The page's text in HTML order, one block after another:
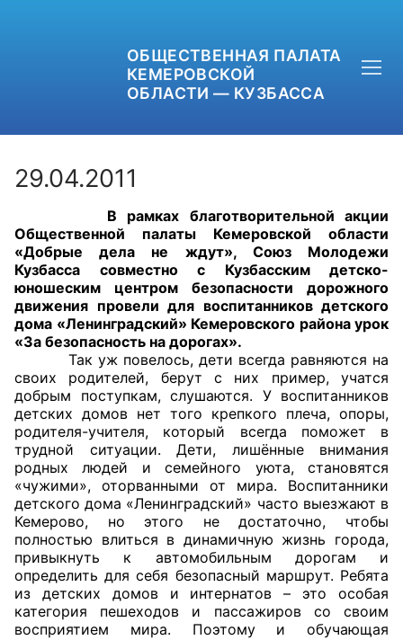
ОБЩЕСТВЕННАЯ ПАЛАТА
КЕМЕРОВСКОЙ
ОБЛАСТИ — КУЗБАССА
+7 (3842) 58-82-40
OPKO42@BK.RU
ОБРАТНАЯ СВЯЗЬ
Главная
Общественные советы
Общественные советы при территориальных
органах федеральных органов
исполнительной власти
Общественные советы по проведению
независимой оценки качества условий
29.04.2011
В рамках благотворительной акции
Общественной палаты Кемеровской области
«Добрые дела не ждут», Союз Молодежи
Кузбасса совместно с Кузбасским детско-
юношеским центром безопасности дорожного
движения провели для воспитанников детского
дома «Ленинградский» Кемеровского района урок
«За безопасность на дорогах».
Так уж повелось, дети всегда равняются на
своих родителей, берут с них пример, учатся
добрым поступкам, слушаются. У воспитанников
детских домов нет того крепкого плеча, опоры,
родителя-учителя, который всегда поможет в
трудной ситуации. Дети, лишённые внимания
родных людей и семейного уюта, становятся
«чужими», оторванными от мира. Воспитанники
детского дома «Ленинградский» часто выезжают в
Кемерово, но этого не достаточно, чтобы
полностью влиться в динамичную жизнь города,
привыкнуть к автомобильным дорогам и
определить для себя безопасный маршрут. Ребята
из детских домов и интернатов – это особая
категория пешеходов и пассажиров со своим
восприятием мира. Поэтому и обучающая